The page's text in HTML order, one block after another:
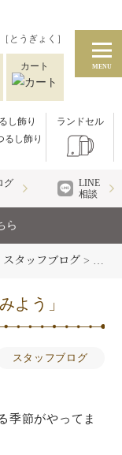
とうぎょく］
カート MENU
し飾り ランドセル
グ
LINE
相談
ら
スタッフブログ > 「そ
よう」
スタッフブログ
季節がやってま